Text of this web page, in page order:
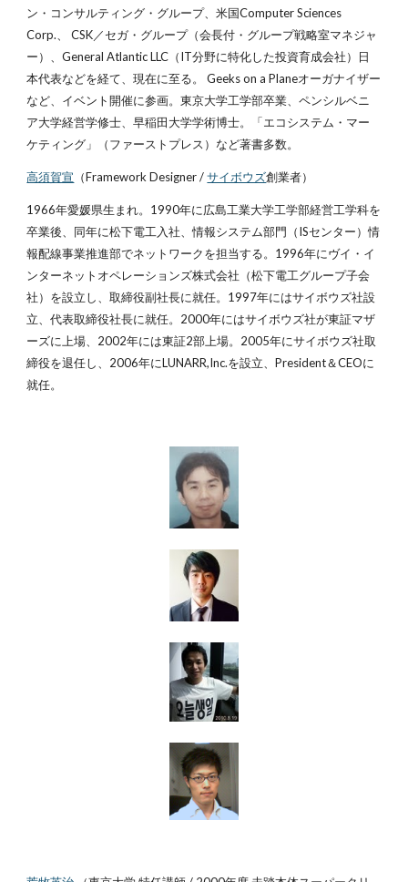
ン・コンサルティング・グループ、米国Computer Sciences
Corp.、 CSK／セガ・グループ（会長付・グループ戦略室マネジャ
ー）、General Atlantic LLC（IT分野に特化した投資育成会社）日
本代表などを経て、現在に至る。 Geeks on a Planeオーガナイザー
など、イベント開催に参画。東京大学工学部卒業、ペンシルベニ
ア大学経営学修士、早稲田大学学術博士。「エコシステム・マー
ケティング」（ファーストプレス）など著書多数。
高須賀宣 （Framework Designer / サイボウズ創業者）
1966年愛媛県生まれ。1990年に広島工業大学工学部経営工学科を
卒業後、同年に松下電工入社、情報システム部門（ISセンター）情
報配線事業推進部でネットワークを担当する。1996年にヴイ・イ
ンターネットオペレーションズ株式会社（松下電工グループ子会
社）を設立し、取締役副社長に就任。1997年にはサイボウズ社設
立、代表取締役社長に就任。2000年にはサイボウズ社が東証マザ
ーズに上場、2002年には東証2部上場。2005年にサイボウズ社取
締役を退任し、2006年にLUNARR,Inc.を設立、President＆CEOに
就任。